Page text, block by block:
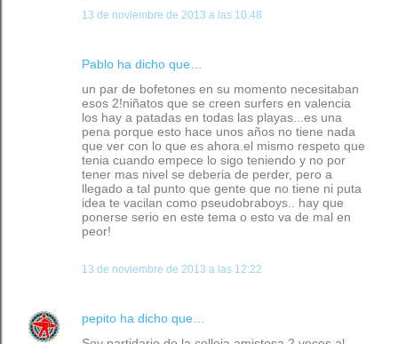
13 de noviembre de 2013 a las 10:48
Pablo ha dicho que…
un par de bofetones en su momento necesitaban
esos 2!niñatos que se creen surfers en valencia
los hay a patadas en todas las playas...es una
pena porque esto hace unos años no tiene nada
que ver con lo que es ahora.el mismo respeto que
tenia cuando empece lo sigo teniendo y no por
tener mas nivel se deberia de perder, pero a
llegado a tal punto que gente que no tiene ni puta
idea te vacilan como pseudobraboys.. hay que
ponerse serio en este tema o esto va de mal en
peor!
13 de noviembre de 2013 a las 12:22
pepito ha dicho que…